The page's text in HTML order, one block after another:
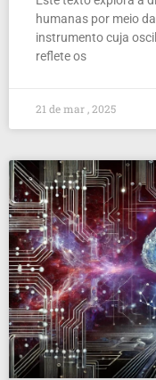
humanas por meio
instrumento cuja
reflete os
21 de mar , 2025